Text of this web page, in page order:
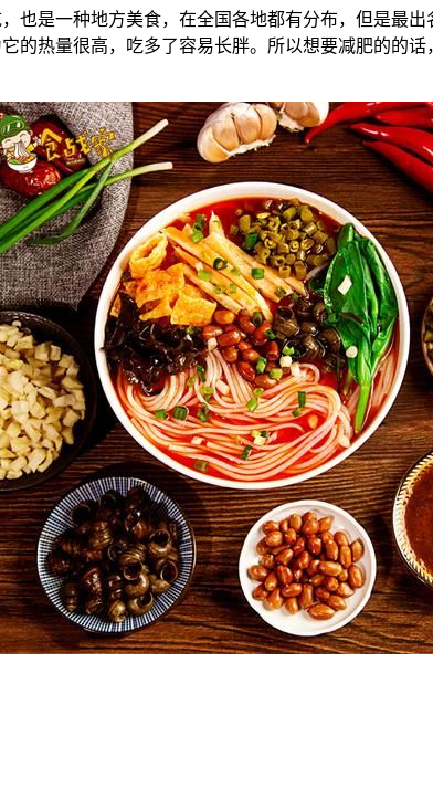
也是一种地方美食，在全国各地都有分布，但是最
的热量很高，吃多了容易长胖。所以想要减肥的的